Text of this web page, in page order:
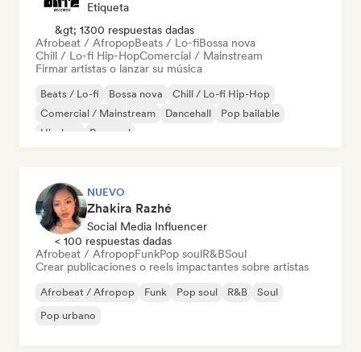
Etiqueta
&gt; 1300 respuestas dadas
Afrobeat / AfropopBeats / Lo-fiBossa nova
Chill / Lo-fi Hip-HopComercial / Mainstream
Firmar artistas o lanzar su música
Beats / Lo-fi Bossa nova
Chill / Lo-fi Hip-Hop
Comercial / Mainstream
Dancehall
Pop bailable
Hip-hop
Pop soul
NUEVO
Zhakira Razhé
Social Media Influencer
< 100 respuestas dadas
Afrobeat / AfropopFunkPop soulR&BSoul
Crear publicaciones o reels impactantes sobre artistas
Afrobeat / Afropop Funk Pop soul R&B
Soul
Pop urbano